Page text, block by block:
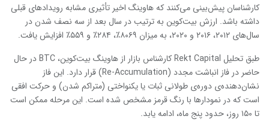
کارشناسان پیش‌بینی می‌کنند که هاوینگ اخیر تأثیری مشابه رویدادهای قبلی
داشته باشد. ارزش بیت‌کوین به ترتیب در سال بعد از سه نصف شدن در
سال‌های ۲۰۱۲، ۲۰۱۶ و ۲۰۲۰، به میزان ۸۰۶۹٪، ۲۸۴٪ و ۵۵۹٪ افزایش یافت.
طبق تحلیل Rekt Capital کارشناس بازار از هاوینگ بیت‌کوین، BTC در حال
حاضر در فاز انباشت مجدد (Re-Accumulation) قرار دارد. این فاز
نشان‌دهنده‌ی دوره‌ی طولانی ثبات یا یکنواختی (متراکم شدن) و حرکت افقی
است که در نمودارها با رنگ قرمز مشخص شده است. این مرحله ممکن است
تا ۱۵۰ روز، حدود پنج ماه، ادامه یابد.